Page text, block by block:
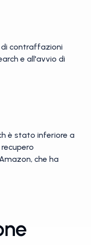
di contraffazioni
e all'avvio di
è stato inferiore a
che ha